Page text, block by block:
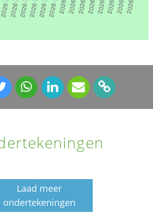
Laad meer
ondertekeningen